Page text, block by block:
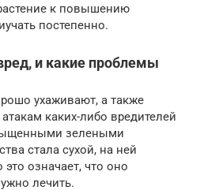
к повышению
постепенно.
и какие проблемы
ухаживают, а также
каких-либо вредителей
зелеными
стала сухой, на ней
означает, что оно
лечить.